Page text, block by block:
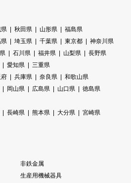
秋田県 山形県
福島県
埼玉県 千葉県 東京都
神奈川県
石川県 福井県 山梨県
長野県
愛知県
三重県
兵庫県 奈良県
和歌山県
岡山県 広島県 山口県
徳島県
長崎県 熊本県 大分県
宮崎県
非鉄金属
生産用機械器具